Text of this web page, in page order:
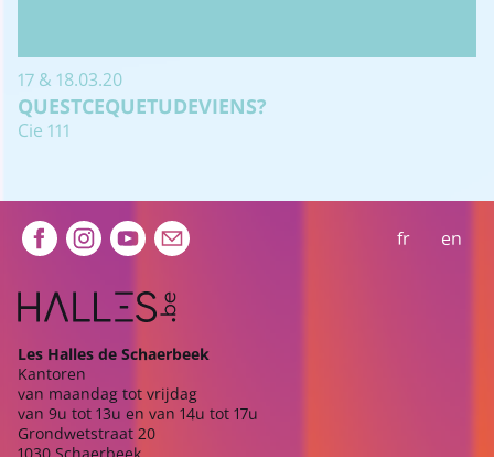
17 & 18.03.20
QUESTCEQUETUDEVIENS?
Cie 111
Extra navigation fr en
Les Halles de Schaerbeek
Kantoren
van maandag tot vrijdag
van 9u tot 13u en van 14u tot 17u
Grondwetstraat 20